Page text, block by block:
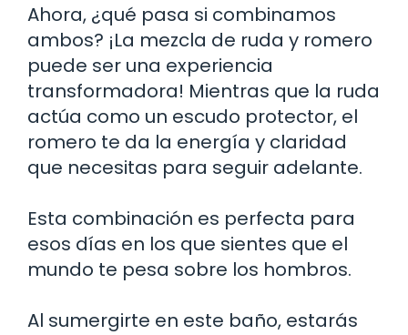
Ahora, ¿qué pasa si combinamos
ambos? ¡La mezcla de ruda y romero
puede ser una experiencia
transformadora! Mientras que la ruda
actúa como un escudo protector, el
romero te da la energía y claridad
que necesitas para seguir adelante.
Esta combinación es perfecta para
esos días en los que sientes que el
mundo te pesa sobre los hombros.
Al sumergirte en este baño, estarás